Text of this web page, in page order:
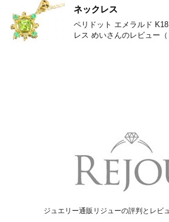
ネックレス
ペリドット エメラルド
レス めいさんのレビュー（
ジュエリー通販リジューの評判とレビ